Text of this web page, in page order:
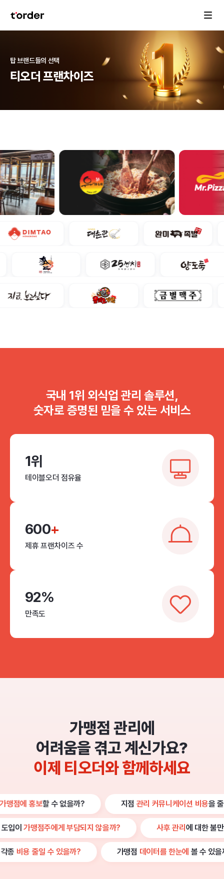
탑 브랜드들의 선택
티오더 프랜차이즈
국내 1위 외식업 관리 솔루션,
숫자로 증명된 믿을 수 있는 서비스
1위
테이블오더 점유율
600+
제휴 프랜차이즈 수
92%
만족도
가맹점 관리에
어려움을 겪고 계신가요?
이제 티오더와 함께하세요
수 없을까? 지점 관리 커뮤니케이션 비용을 줄일 수 없을까?
사후 관
테이블오더 도입이 가맹점주에게 부담되지 않을까?
있을까? 가맹점 데이터를 한눈에볼 수 있을까?